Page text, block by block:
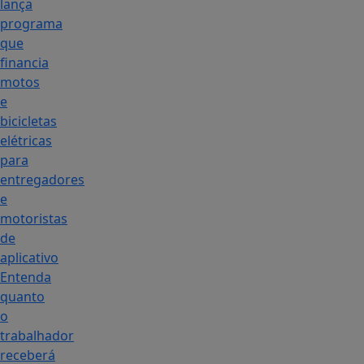
lança
programa
que
financia
motos
e
bicicletas
elétricas
para
entregadores
e
motoristas
de
aplicativo
Entenda
quanto
o
trabalhador
receberá